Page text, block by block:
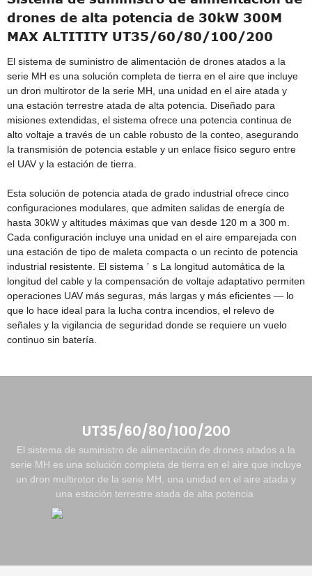
drones de alta potencia de 30kW 300M
MAX ALTITITY UT35/60/80/100/200
El sistema de suministro de alimentación de drones atados a la
serie MH es una solución completa de tierra en el aire que incluye
un dron multirotor de la serie MH, una unidad en el aire atada y
una estación terrestre atada de alta potencia. Diseñado para
misiones extendidas, el sistema ofrece una potencia continua de
alto voltaje a través de un cable robusto de la conteo, asegurando
la transmisión de potencia estable y un enlace físico seguro entre
el UAV y la estación de tierra.
Esta solución de potencia atada de grado industrial ofrece cinco
configuraciones modulares, que admiten salidas de energía de
hasta 30kW y altitudes máximas que van desde 120 m a 300 m.
Cada configuración incluye una unidad en el aire emparejada con
una estación de tipo de maleta compacta o un recinto de potencia
industrial resistente. El sistema ’ s La longitud automática de la
longitud del cable y la compensación de voltaje adaptativo permiten
operaciones UAV más seguras, más largas y más eficientes — lo
que lo hace ideal para la lucha contra incendios, el relevo de
señales y la vigilancia de seguridad donde se requiere un vuelo
continuo sin batería.
UT35/60/80/100/200
El sistema de suministro de alimentación de drones atados a la
serie MH es una solución completa de tierra en el aire que incluye
un dron multirotor de la serie MH, una unidad en el aire atada y
una estación terrestre atada de alta potencia